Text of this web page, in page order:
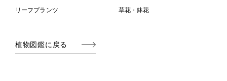
リーフプランツ 草花・鉢花
植物図鑑に戻る